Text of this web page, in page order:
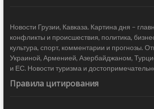
Новости Грузии, Кавказа. Картина дня –
конфликты и происшествия, политика,
культура, спорт, комментарии и прогнозы.
Украиной, Арменией, Азербайджаном,
и ЕС. Новости туризма и
Правила цитирования